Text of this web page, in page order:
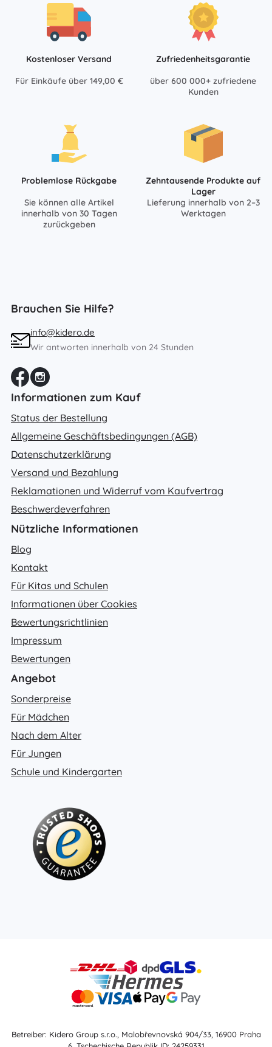
Kostenloser Versand
Für Einkäufe über 149,00 €
Zufriedenheitsgarantie
über 600 000+ zufriedene
Kunden
Problemlose Rückgabe
Sie können alle Artikel
innerhalb von 30 Tagen
zurückgeben
Zehntausende Produkte auf
Lager
Lieferung innerhalb von 2–3
Werktagen
Brauchen Sie Hilfe?
info@kidero.de
Wir antworten innerhalb von 24 Stunden
Informationen zum Kauf
Status der Bestellung
Allgemeine Geschäftsbedingungen (AGB)
Datenschutzerklärung
Versand und Bezahlung
Reklamationen und Widerruf vom Kaufvertrag
Beschwerdeverfahren
Nützliche Informationen
Blog
Kontakt
Für Kitas und Schulen
Informationen über Cookies
Bewertungsrichtlinien
Impressum
Bewertungen
Angebot
Sonderpreise
Für Mädchen
Nach dem Alter
Für Jungen
Schule und Kindergarten
Betreiber: Kidero Group s.r.o., Malobřevnovská 904/33, 16900 Praha